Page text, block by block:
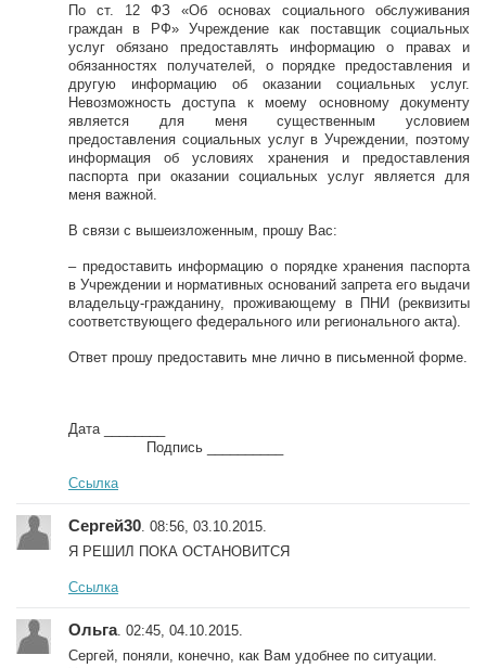
По ст. 12 ФЗ «Об основах социального обслуживания
граждан в РФ» Учреждение как поставщик социальных
услуг обязано предоставлять информацию о правах и
обязанностях получателей, о порядке предоставления и
другую информацию об оказании социальных услуг.
Невозможность доступа к моему основному документу
является для меня существенным условием
предоставления социальных услуг в Учреждении, поэтому
информация об условиях хранения и предоставления
паспорта при оказании социальных услуг является для
меня важной.
В связи с вышеизложенным, прошу Вас:
– предоставить информацию о порядке хранения паспорта
в Учреждении и нормативных оснований запрета его выдачи
владельцу-гражданину, проживающему в ПНИ (реквизиты
соответствующего федерального или регионального акта).
Ответ прошу предоставить мне лично в письменной форме.
Дата ________
Подпись __________
Ссылка
Сергей30 . 08:56, 03.10.2015.
Я РЕШИЛ ПОКА ОСТАНОВИТСЯ
Ссылка
Ольга. 02:45, 04.10.2015.
Сергей, поняли, конечно, как Вам удобнее по ситуации.